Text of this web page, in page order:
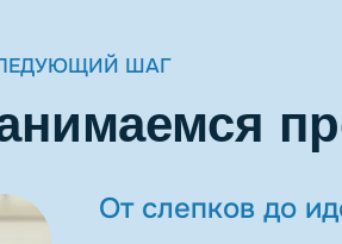
ШАГ
От слепков до